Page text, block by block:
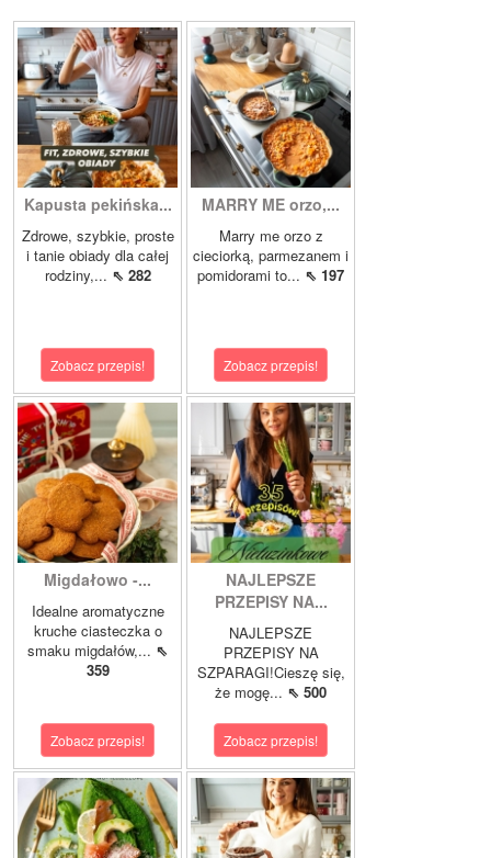
Kapusta pekińska...
Zdrowe, szybkie, proste
i tanie obiady dla całej
rodziny,... ⇖ 282
Zobacz przepis!
MARRY ME orzo,...
Marry me orzo z
cieciorką, parmezanem i
pomidorami to... ⇖ 197
Zobacz przepis!
Migdałowo -...
Idealne aromatyczne
kruche ciasteczka o
smaku migdałów,... ⇖
359
Zobacz przepis!
NAJLEPSZE
PRZEPISY NA...
NAJLEPSZE
PRZEPISY NA
SZPARAGI!Cieszę się,
że mogę... ⇖ 500
Zobacz przepis!